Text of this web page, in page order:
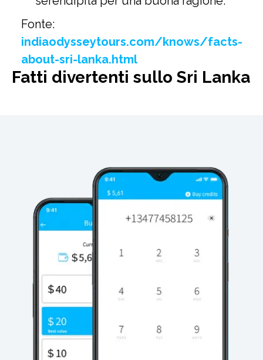
Fonte:
indiaodysseytours.com/knows/facts-
about-sri-lanka.html
Fatti divertenti sullo Sri Lanka